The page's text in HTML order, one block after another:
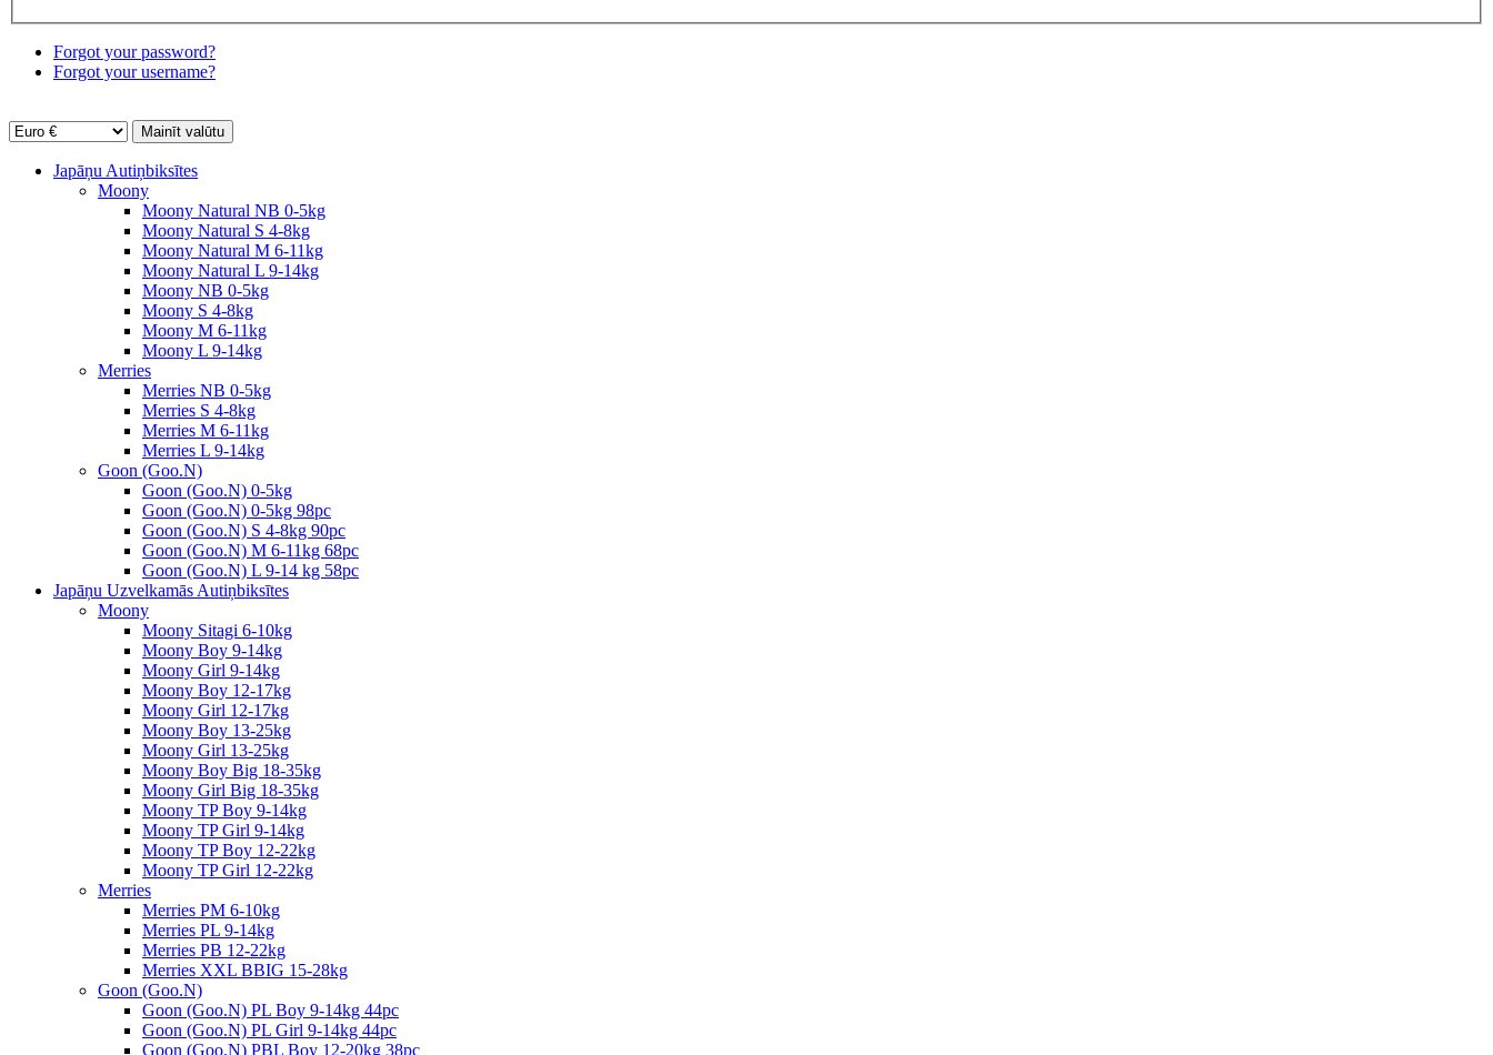
Forgot your password?
Forgot your username?
Japāņu Autiņbiksītes
Moony
Moony Natural NB 0-5kg
Moony Natural S 4-8kg
Moony Natural M 6-11kg
Moony Natural L 9-14kg
Moony NB 0-5kg
Moony S 4-8kg
Moony M 6-11kg
Moony L 9-14kg
Merries
Merries NB 0-5kg
Merries S 4-8kg
Merries M 6-11kg
Merries L 9-14kg
Goon (Goo.N)
Goon (Goo.N) 0-5kg
Goon (Goo.N) 0-5kg 98pc
Goon (Goo.N) S 4-8kg 90pc
Goon (Goo.N) M 6-11kg 68pc
Goon (Goo.N) L 9-14 kg 58pc
Japāņu Uzvelkamās Autiņbiksītes
Moony
Moony Sitagi 6-10kg
Moony Boy 9-14kg
Moony Girl 9-14kg
Moony Boy 12-17kg
Moony Girl 12-17kg
Moony Boy 13-25kg
Moony Girl 13-25kg
Moony Boy Big 18-35kg
Moony Girl Big 18-35kg
Moony TP Boy 9-14kg
Moony TP Girl 9-14kg
Moony TP Boy 12-22kg
Moony TP Girl 12-22kg
Merries
Merries PM 6-10kg
Merries PL 9-14kg
Merries PB 12-22kg
Merries XXL BBIG 15-28kg
Goon (Goo.N)
Goon (Goo.N) PL Boy 9-14kg 44pc
Goon (Goo.N) PL Girl 9-14kg 44pc
Goon (Goo.N) PBL Boy 12-20kg 38pc